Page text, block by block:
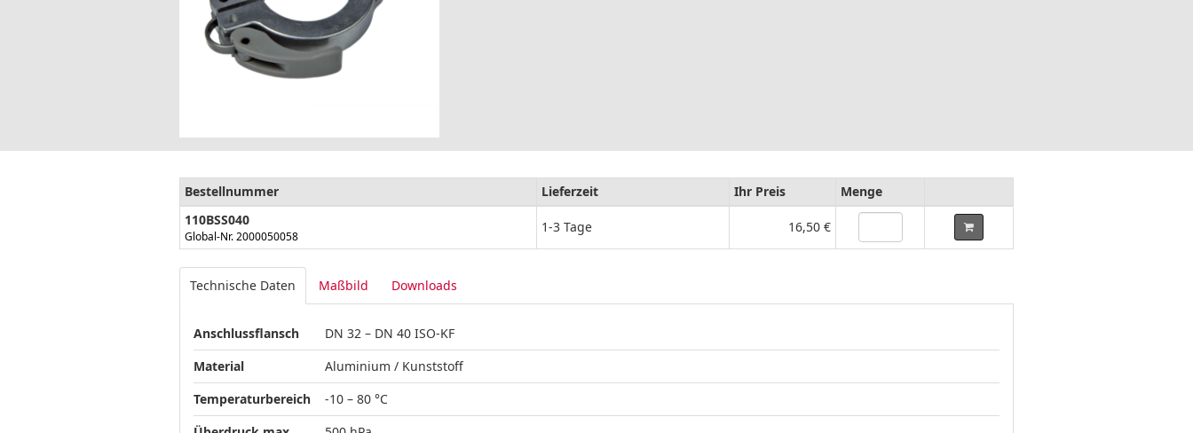
Bestellnummer Lieferzeit Ihr Preis
Menge
110BSS040
Global-Nr. 2000050058
1-3 Tage 16,50 €
Technische Daten Maßbild Downloads
Anschlussflansch
DN 32 – DN 40 ISO-KF
Material
Aluminium / Kunststoff
Temperaturbereich
-10 – 80 °C